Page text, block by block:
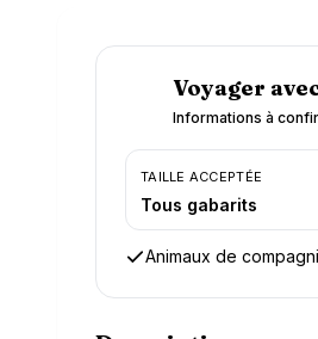
Voyager
Informations à
TAILLE ACCEPTÉE
Tous gabarits
Animaux de